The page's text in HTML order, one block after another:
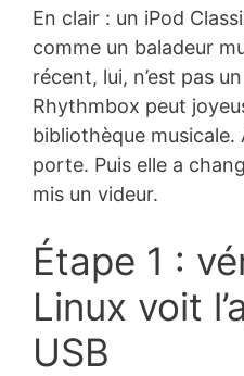
En clair : un iPod
comme un baladeur
récent, lui, n’est pas
Rhythmbox peut
bibliothèque musicale.
porte. Puis elle a
mis un videur.
Étape 1 :
Linux voit
USB